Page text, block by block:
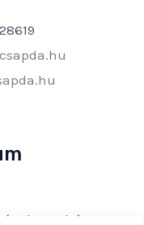
(Halcsapda)